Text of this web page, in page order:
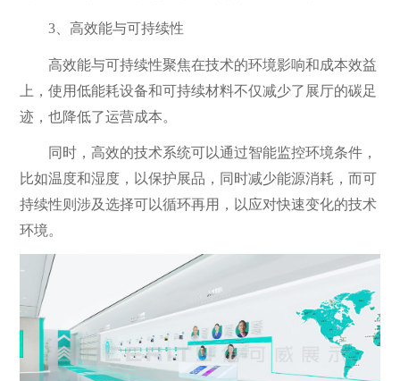
3、高效能与可持续性
高效能与可持续性聚焦在技术的环境影响和成本效益
上，使用低能耗设备和可持续材料不仅减少了展厅的碳足
迹，也降低了运营成本。
同时，高效的技术系统可以通过智能监控环境条件，
比如温度和湿度，以保护展品，同时减少能源消耗，而可
持续性则涉及选择可以循环再用，以应对快速变化的技术
环境。